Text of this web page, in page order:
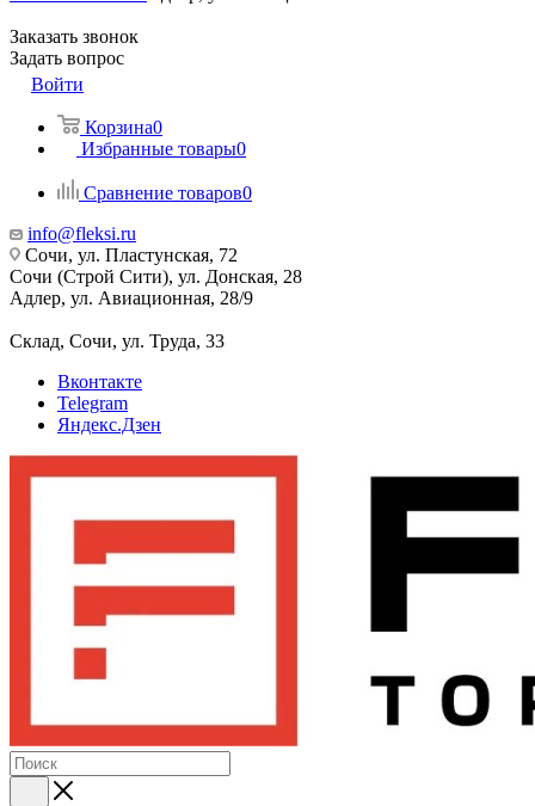
Заказать звонок
Задать вопрос
Войти
Корзина0
Избранные товары0
Сравнение товаров0
info@fleksi.ru
Сочи, ул. Пластунская, 72
Сочи (Строй Сити), ул. Донская, 28
Адлер, ул. Авиационная, 28/9
Склад, Сочи, ул. Труда, 33
Вконтакте
Telegram
Яндекс.Дзен